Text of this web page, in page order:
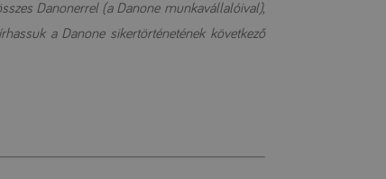
Danonerrel (a Danone munkavállalóival),
a Danone sikertörténetének következő